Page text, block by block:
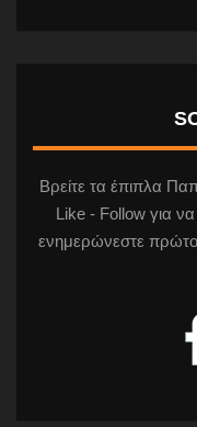
Βρείτε τα έπιπλα
Like - Follow για
ενημερώνεστε